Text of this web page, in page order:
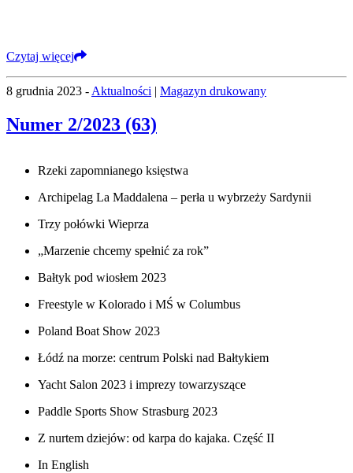
Czytaj więcej
8 grudnia 2023 - Aktualności | Magazyn drukowany
Numer 2/2023 (63)
Rzeki zapomnianego księstwa
Archipelag La Maddalena – perła u wybrzeży Sardynii
Trzy połówki Wieprza
„Marzenie chcemy spełnić za rok”
Bałtyk pod wiosłem 2023
Freestyle w Kolorado i MŚ w Columbus
Poland Boat Show 2023
Łódź na morze: centrum Polski nad Bałtykiem
Yacht Salon 2023 i imprezy towarzyszące
Paddle Sports Show Strasburg 2023
Z nurtem dziejów: od karpa do kajaka. Część II
In English